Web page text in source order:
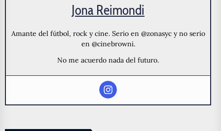
Jona Reimondi
Amante del fútbol, rock y cine. Serio en @zonasyc y no serio
en @cinebrowni.
No me acuerdo nada del futuro.